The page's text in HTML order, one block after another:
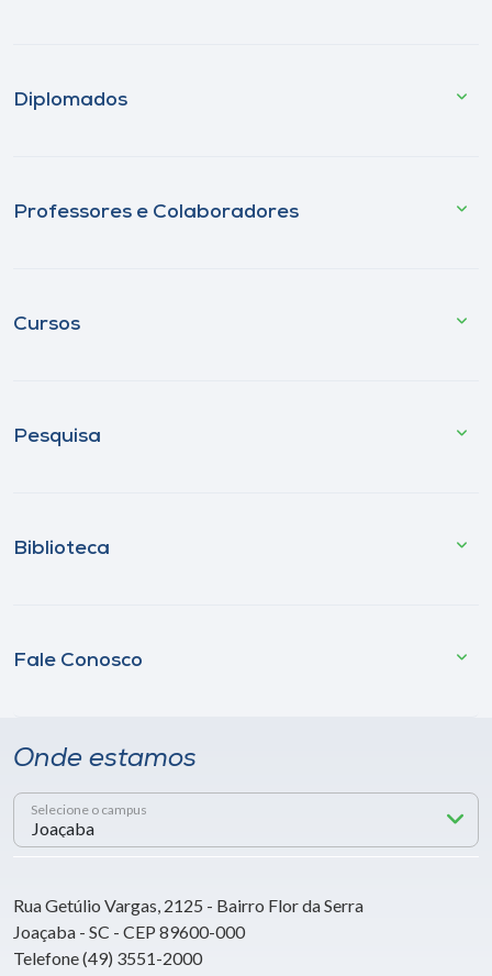
Diplomados
Professores e Colaboradores
Cursos
Pesquisa
Biblioteca
Fale Conosco
Onde estamos
Selecione o campus
Rua Getúlio Vargas, 2125 - Bairro Flor da Serra
Joaçaba - SC - CEP 89600-000
Telefone (49) 3551-2000